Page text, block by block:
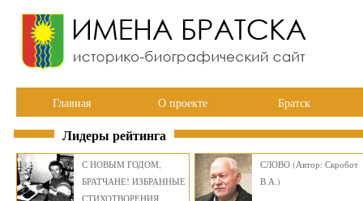
Главная О проекте Братск
Лидеры рейтинга
С НОВЫМ ГОДОМ,
БРАТЧАНЕ! ИЗБРАННЫЕ
СТИХОТВОРЕНИЯ
СЛОВО (Автор: Скробот
В.А.)